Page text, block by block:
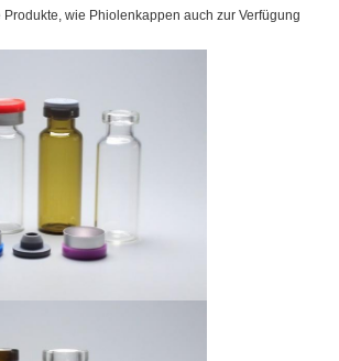
wie Phiolenkappen auch zur Verfügung